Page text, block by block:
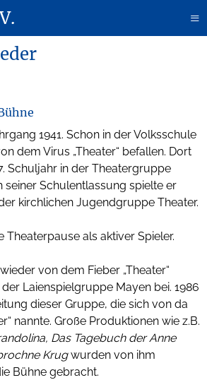
≡
1941. Schon in der Volksschule
dem Virus „Theater“ befallen. Dort
Schuljahr in der Theatergruppe
seiner Schulentlassung spielte er
kirchlichen Jugendgruppe Theater.
Theaterpause als aktiver Spieler.
von dem Fieber „Theater“
Laienspielgruppe Mayen bei. 1986
dieser Gruppe, die sich von da
nannte. Große Produktionen wie z.B.
Das Tagebuch der Anne
Krugwurden von ihm
Bühne gebracht.